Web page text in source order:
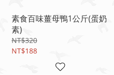
素食百味薑母鴨1公斤(蛋奶
素)
NT$320
NT$188